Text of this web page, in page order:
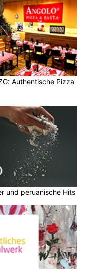
Authentische Pizza
und peruanische Hits